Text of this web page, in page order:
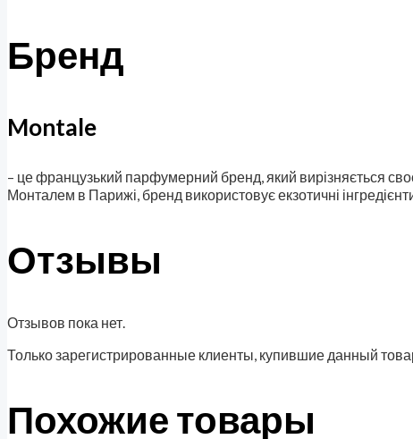
Бренд
Montale
– це французький парфумерний бренд, який вирізняється
Монталем в Парижі, бренд використовує екзотичні
Отзывы
Отзывов пока нет.
Только зарегистрированные клиенты, купившие данный
Похожие товары